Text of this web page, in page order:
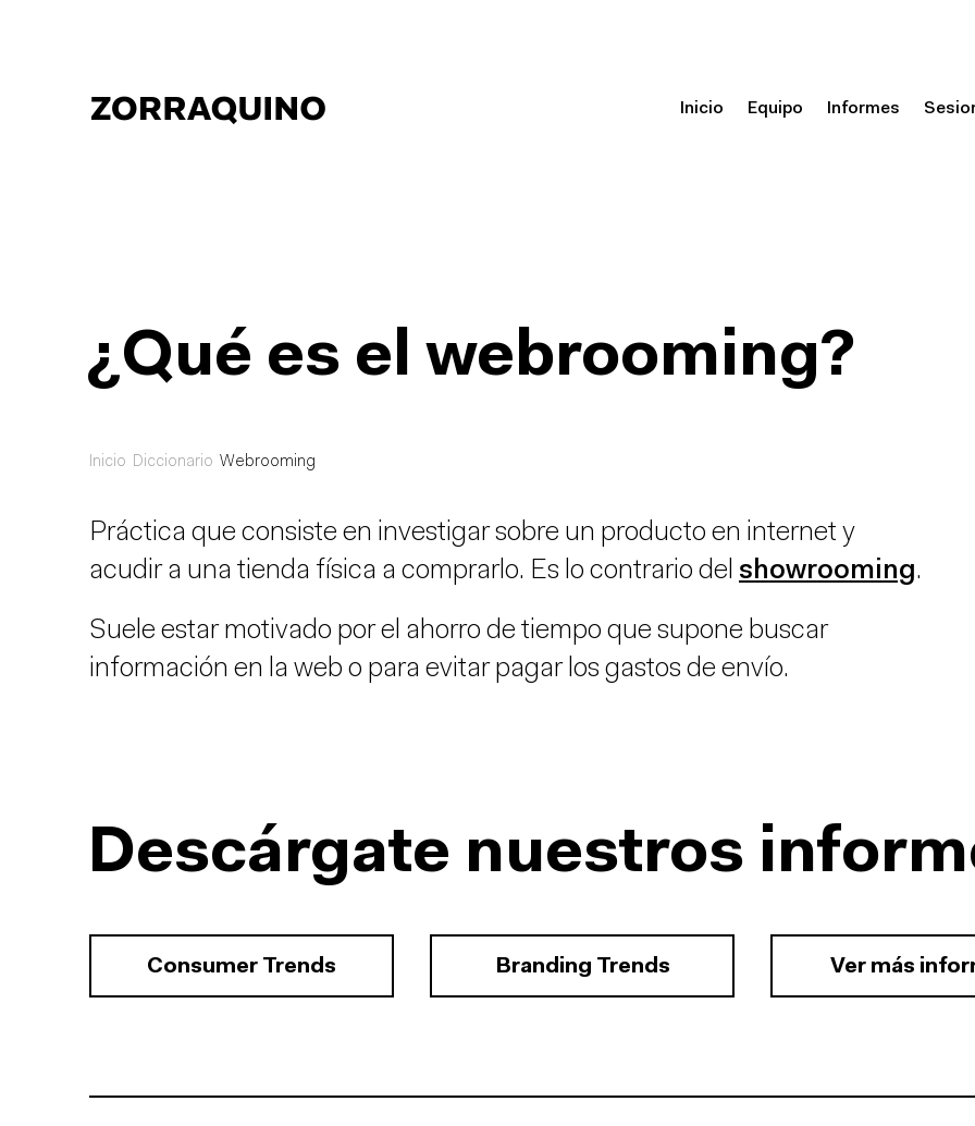
Inicio Equipo Informes
¿Qué es el webrooming?
Inicio Diccionario Webrooming
Práctica que consiste en investigar sobre un producto en internet y
acudir a una tienda física a comprarlo. Es lo contrario del showrooming.
Suele estar motivado por el ahorro de tiempo que supone buscar
información en la web o para evitar pagar los gastos de envío.
Descárgate nuestros
Consumer Trends Branding Trends Ver más